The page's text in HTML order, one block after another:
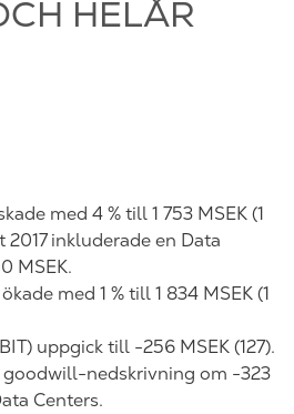
HELÅR
med 4 % till 1 753 MSEK (1
2017 inkluderade en Data
MSEK.
med 1 % till 1 834 MSEK (1
uppgick till -256 MSEK (127).
goodwill-nedskrivning om -323
Centers.